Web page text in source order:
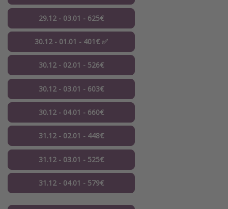
29.12 - 03.01 - 625€
30.12 - 01.01 - 401€ ✅
30.12 - 02.01 - 526€
30.12 - 03.01 - 603€
30.12 - 04.01 - 660€
31.12 - 02.01 - 448€
31.12 - 03.01 - 525€
31.12 - 04.01 - 579€